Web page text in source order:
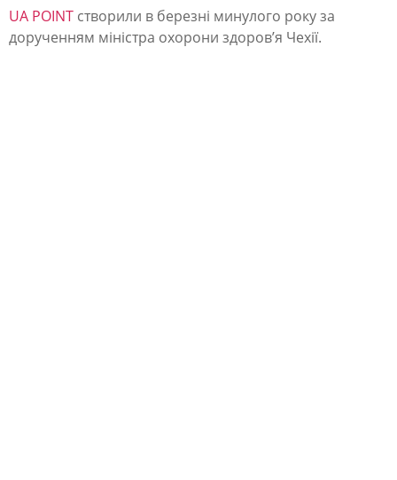
а
ї
UA POINT створили в березні минулого року за
дорученням міністра охорони здоров’я Чехії.